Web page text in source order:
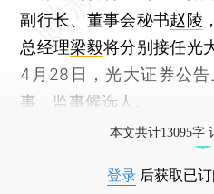
副行长、董事会秘书赵陵
总经理梁毅将分别接任光
4月28日，光大证券公
事、监事候选人。
本文共计13095字
登录 后获取已